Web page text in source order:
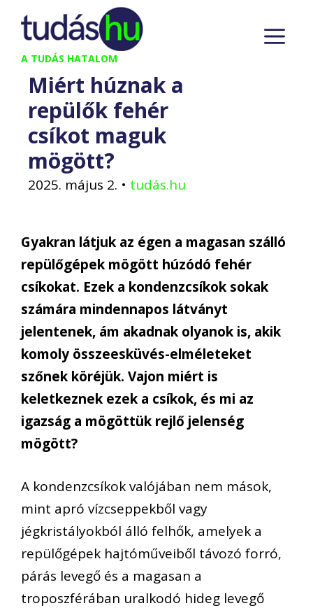
Kilépés
tartalomba
A TUDÁS HATALOM
Miért húznak a
repülők fehér
csíkot maguk
mögött?
2025. május 2. • tudás.hu
Gyakran látjuk az égen a magasan szálló
repülőgépek mögött húzódó fehér
csíkokat. Ezek a kondenzcsíkok sokak
számára mindennapos látványt
jelentenek, ám akadnak olyanok is, akik
komoly összeesküvés-elméleteket
szőnek köréjük. Vajon miért is
keletkeznek ezek a csíkok, és mi az
igazság a mögöttük rejlő jelenség
mögött?
A kondenzcsíkok valójában nem mások,
mint apró vízcseppekből vagy
jégkristályokból álló felhők, amelyek a
repülőgépek hajtóműveiből távozó forró,
párás levegő és a magasan a
troposzférában uralkodó hideg levegő